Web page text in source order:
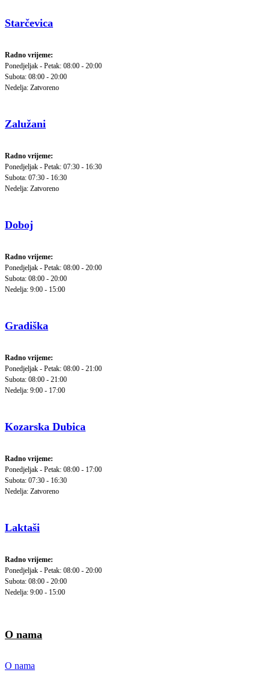
Starčevica
Radno vrijeme:
Ponedjeljak - Petak: 08:00 - 20:00
Subota: 08:00 - 20:00
Nedelja: Zatvoreno
Zalužani
Radno vrijeme:
Ponedjeljak - Petak: 07:30 - 16:30
Subota: 07:30 - 16:30
Nedelja: Zatvoreno
Doboj
Radno vrijeme:
Ponedjeljak - Petak: 08:00 - 20:00
Subota: 08:00 - 20:00
Nedelja: 9:00 - 15:00
Gradiška
Radno vrijeme:
Ponedjeljak - Petak: 08:00 - 21:00
Subota: 08:00 - 21:00
Nedelja: 9:00 - 17:00
Kozarska Dubica
Radno vrijeme:
Ponedjeljak - Petak: 08:00 - 17:00
Subota: 07:30 - 16:30
Nedelja: Zatvoreno
Laktaši
Radno vrijeme:
Ponedjeljak - Petak: 08:00 - 20:00
Subota: 08:00 - 20:00
Nedelja: 9:00 - 15:00
O nama
O nama